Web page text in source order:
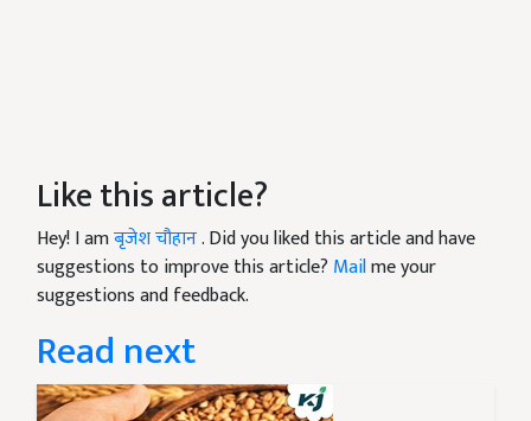
Like this article?
Hey! I amबृजेश चौहान. Did you liked this article and have
suggestions to improve this article? Mailme your
suggestions and feedback.
Read next